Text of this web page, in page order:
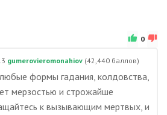
0
gumerovieromonahiov (42,440 баллов)
формы гадания, колдовства,
мерзостью и строжайше
к вызывающим мертвых, и